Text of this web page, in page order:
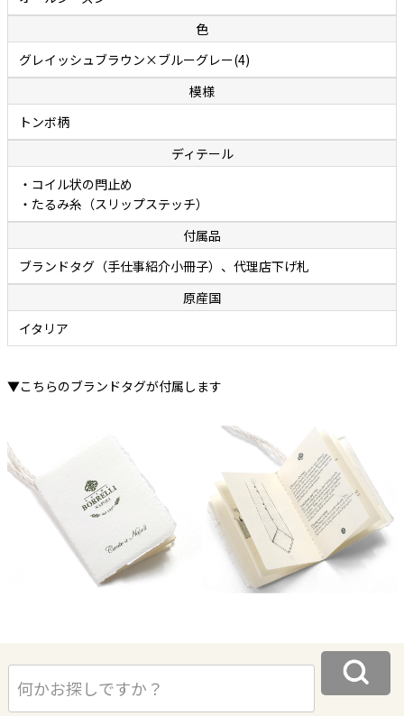
色
グレイッシュブラウン×ブルーグレー(4)
模様
トンボ柄
ディテール
・コイル状の閂止め
・たるみ糸（スリップステッチ）
付属品
ブランドタグ（手仕事紹介小冊子）、代理店下げ札
原産国
イタリア
▼こちらのブランドタグが付属します